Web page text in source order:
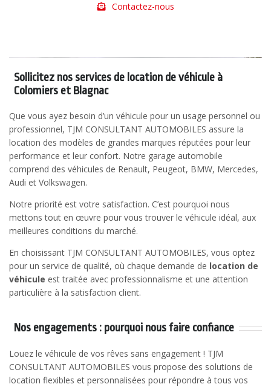
Contactez-nous
Sollicitez nos services de location de véhicule à
Colomiers et Blagnac
Que vous ayez besoin d’un véhicule pour un usage personnel ou
professionnel, TJM CONSULTANT AUTOMOBILES assure la
location des modèles de grandes marques réputées pour leur
performance et leur confort. Notre garage automobile
comprend des véhicules de Renault, Peugeot, BMW, Mercedes,
Audi et Volkswagen.
Notre priorité est votre satisfaction. C’est pourquoi nous
mettons tout en œuvre pour vous trouver le véhicule idéal, aux
meilleures conditions du marché.
En choisissant TJM CONSULTANT AUTOMOBILES, vous optez
pour un service de qualité, où chaque demande de location de
véhicule est traitée avec professionnalisme et une attention
particulière à la satisfaction client.
Nos engagements : pourquoi nous faire confiance
Louez le véhicule de vos rêves sans engagement ! TJM
CONSULTANT AUTOMOBILES vous propose des solutions de
location flexibles et personnalisées pour répondre à tous vos